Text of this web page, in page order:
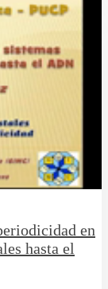
en
hasta el